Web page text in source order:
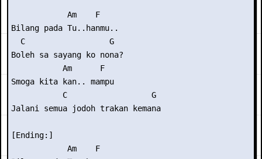
            Am    F
Bilang pada Tu..hanmu..
  C                  G
Boleh sa sayang ko nona?
           Am      F
Smoga kita kan.. mampu
           C                  G
Jalani semua jodoh trakan kemana
[Ending:]
            Am    F